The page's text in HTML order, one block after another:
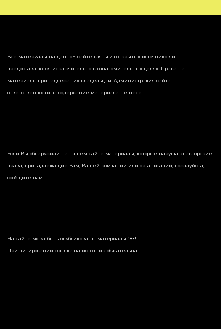
Все материалы на данном сайте взяты из открытых источников и
предоставляются исключительно в ознакомительных целях. Права на
материалы принадлежат их владельцам. Администрация сайта
ответственности за содержание материала не несет.
Если Вы обнаружили на нашем сайте материалы, которые нарушают авторские
права, принадлежащие Вам, Вашей компании или организации, пожалуйста,
сообщите нам.
На сайте могут быть опубликованы материалы 18+!
При цитировании ссылка на источник обязательна.